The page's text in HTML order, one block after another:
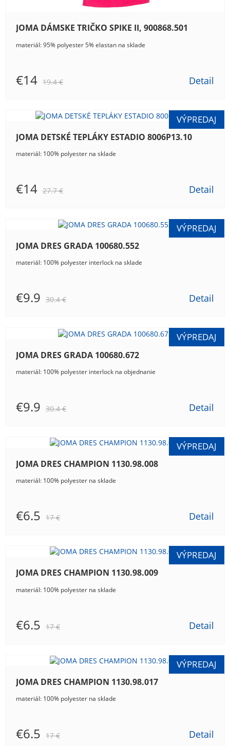
JOMA DÁMSKE TRIČKO SPIKE II, 900868.501
materiál: 95% polyester 5% elastan na sklade
€14 19.4 € Detail
JOMA DETSKÉ TEPLÁKY ESTADIO 8006P13.10
materiál: 100% polyester na sklade
€14 27.7 € Detail
JOMA DRES GRADA 100680.552
materiál: 100% polyester interlock na sklade
€9.9 30.4 € Detail
JOMA DRES GRADA 100680.672
materiál: 100% polyester interlock na objednanie
€9.9 30.4 € Detail
JOMA DRES CHAMPION 1130.98.008
materiál: 100% polyester na sklade
€6.5 17 € Detail
JOMA DRES CHAMPION 1130.98.009
materiál: 100% polyester na sklade
€6.5 17 € Detail
JOMA DRES CHAMPION 1130.98.017
materiál: 100% polyester na sklade
€6.5 17 € Detail